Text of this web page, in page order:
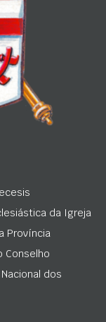
da Igreja
Província
Conselho
dos